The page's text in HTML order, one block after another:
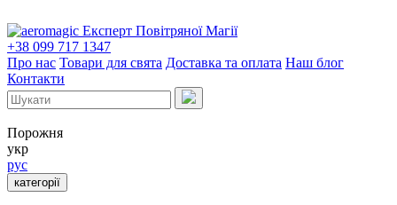
Експерт Повітряної Магії
+38 099 717 1347
Про нас Товари для свята Доставка та оплата Наш блог
Контакти
Порожня
укр
рус
категорії